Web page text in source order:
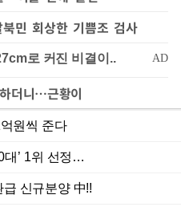
민 회상한 기쁨조 검사
더니…근황이